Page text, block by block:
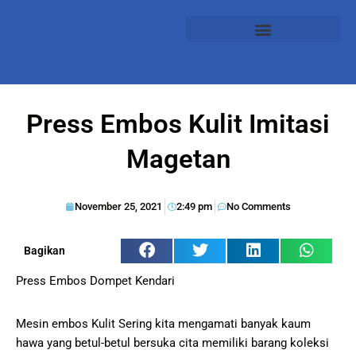
Press Embos Kulit Imitasi
Magetan
November 25, 2021 2:49 pm No Comments
Bagikan
Press Embos Dompet Kendari
Mesin embos Kulit Sering kita mengamati banyak kaum
hawa yang betul-betul bersuka cita memiliki barang koleksi